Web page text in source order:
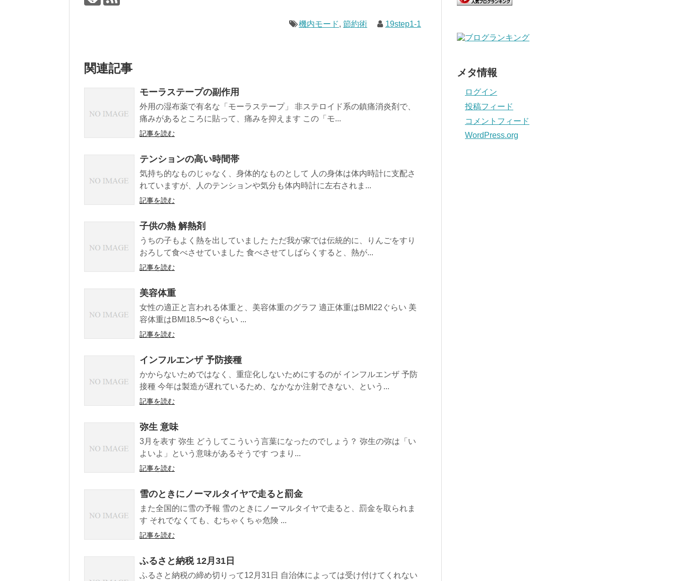
機内モード,節約術 19step1-1
関連記事
モーラステープの副作用
外用の湿布薬で有名な「モーラステープ」 非ステロイド系の鎮痛消炎剤で、
痛みがあるところに貼って、痛みを抑えます この「モ...
記事を読む
テンションの高い時間帯
気持ち的なものじゃなく、身体的なものとして 人の身体は体内時計に支配さ
れていますが、人のテンションや気分も体内時計に左右されま...
記事を読む
子供の熱 解熱剤
うちの子もよく熱を出していました ただ我が家では伝統的に、りんごをすり
おろして食べさせていました 食べさせてしばらくすると、熱が...
記事を読む
美容体重
女性の適正と言われる体重と、美容体重のグラフ 適正体重はBMI22ぐらい 美
容体重はBMI18.5〜8ぐらい ...
記事を読む
インフルエンザ 予防接種
かからないためではなく、重症化しないためにするのが インフルエンザ 予防
接種 今年は製造が遅れているため、なかなか注射できない、という...
記事を読む
弥生 意味
3月を表す 弥生 どうしてこういう言葉になったのでしょう？ 弥生の弥は「い
よいよ」という意味があるそうです つまり...
記事を読む
雪のときにノーマルタイヤで走ると罰金
また全国的に雪の予報 雪のときにノーマルタイヤで走ると、罰金を取られま
す それでなくても、むちゃくちゃ危険 ...
記事を読む
ふるさと納税 12月31日
ふるさと納税の締め切りって12月31日 自治体によっては受け付けてくれない
メタ情報
ログイン
投稿フィード
コメントフィード
WordPress.org